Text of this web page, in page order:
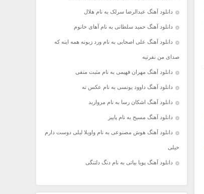
دانلود آهنگ عبدالرضا سرلک به نام هلال
دانلود آهنگ حمید سلطانی به نام آهای خانوم
دانلود آهنگ علی اصحابی به نام ورد زبونه همه اینه که
صدای من نفرتیه
دانلود آهنگ مهران فهیمی به نام مثبت منفی
دانلود آهنگ داوود یونسی به نام عکس ته
دانلود آهنگ اشکان رسا به نام مروارید
دانلود آهنگ مسیح به نام پاییز
دانلود آهنگ هوش مصنوعی به نام واویلا لیلی دوست دارم
خیلی
دانلود آهنگ پویا بیاتی به نام دنگ دلتنگی